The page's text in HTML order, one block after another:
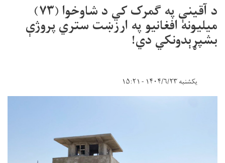
د آقینې په ګمرک کي د شاوخوا (۷۳)
میلیونه افغانیو په ارزښت ستري پروژې
بشپړېدونکي دي!
یکشنبه ۱۴۰۴/۶/۲۳ - ۱۵:۲۱